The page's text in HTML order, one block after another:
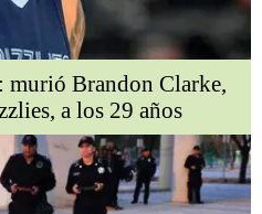
Brandon Clarke,
a los 29 años